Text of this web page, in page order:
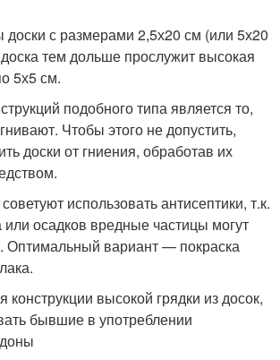
с размерами 2,5х20 см (или 5х20
тем дольше прослужит высокая
5х5 см.
подобного типа является то,
Чтобы этого не допустить,
доски от гниения, обработав их
использовать антисептики, т.к.
осадков вредные частицы могут
Оптимальный вариант — покраска
высокой грядки из досок,
бывшие в употреблении